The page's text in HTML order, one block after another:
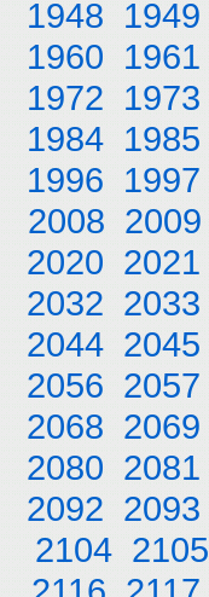
1948 1949
1960 1961
1972 1973
1984 1985
1996 1997
2008 2009
2020 2021
2032 2033
2044 2045
2056 2057
2068 2069
2080 2081
2092 2093
2104 2105